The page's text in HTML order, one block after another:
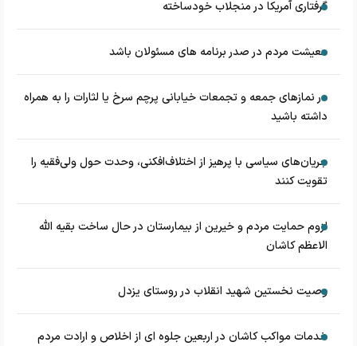
گرفتاری آمریکا در منجلاب خودساخته
معیشت مردم در صدر برنامه های مسئولان باشد
در نماز‌های جمعه و تجمعات خیابانی پرچم سرخ یا لثارات را به همراه
داشته باشید
جریان‌های سیاسی با پرهیز از اختلاف‌افکنی، وحدت حول ولی‌فقیه را
تقویت کنند
لزوم حمایت مردم و خیرین از بیمارستان در حال ساخت بقیه الله
الاعظم کاشان
وصیت نخستین شهید انقلاب در روستای یزدل
خدمات مواکب کاشان در اربعین جلوه ای از اخلاص و ارادت مردم